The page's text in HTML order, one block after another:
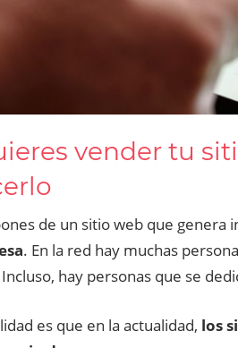
vender tu
de un sitio web que genera
. En la red hay muchas
hay personas que se
es que en la actualidad, los